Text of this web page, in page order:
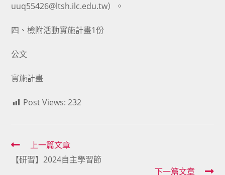
uuq55426@ltsh.ilc.edu.tw）。
四、檢附活動實施計畫1份
公文
實施計畫
Post Views: 232
Read
more
上一篇文章
【研習】2024自主學習節
下一篇文章